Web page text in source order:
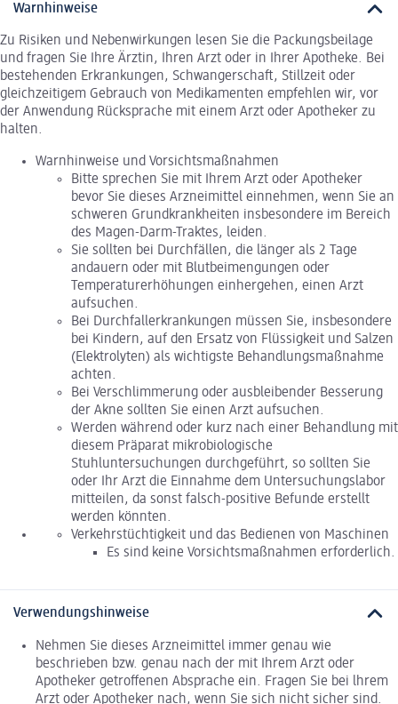
Warnhinweise
Zu Risiken und Nebenwirkungen lesen Sie die Packungsbeilage
und fragen Sie Ihre Ärztin, Ihren Arzt oder in Ihrer Apotheke. Bei
bestehenden Erkrankungen, Schwangerschaft, Stillzeit oder
gleichzeitigem Gebrauch von Medikamenten empfehlen wir, vor
der Anwendung Rücksprache mit einem Arzt oder Apotheker zu
halten.
Warnhinweise und Vorsichtsmaßnahmen
Bitte sprechen Sie mit Ihrem Arzt oder Apotheker
bevor Sie dieses Arzneimittel einnehmen, wenn Sie an
schweren Grundkrankheiten insbesondere im Bereich
des Magen-Darm-Traktes, leiden.
Sie sollten bei Durchfällen, die länger als 2 Tage
andauern oder mit Blutbeimengungen oder
Temperaturerhöhungen einhergehen, einen Arzt
aufsuchen.
Bei Durchfallerkrankungen müssen Sie, insbesondere
bei Kindern, auf den Ersatz von Flüssigkeit und Salzen
(Elektrolyten) als wichtigste Behandlungsmaßnahme
achten.
Bei Verschlimmerung oder ausbleibender Besserung
der Akne sollten Sie einen Arzt aufsuchen.
Werden während oder kurz nach einer Behandlung mit
diesem Präparat mikrobiologische
Stuhluntersuchungen durchgeführt, so sollten Sie
oder Ihr Arzt die Einnahme dem Untersuchungslabor
mitteilen, da sonst falsch-positive Befunde erstellt
werden könnten.
Verkehrstüchtigkeit und das Bedienen von Maschinen
Es sind keine Vorsichtsmaßnahmen erforderlich.
Verwendungshinweise
Nehmen Sie dieses Arzneimittel immer genau wie
beschrieben bzw. genau nach der mit Ihrem Arzt oder
Apotheker getroffenen Absprache ein. Fragen Sie bei lhrem
Arzt oder Apotheker nach, wenn Sie sich nicht sicher sind.